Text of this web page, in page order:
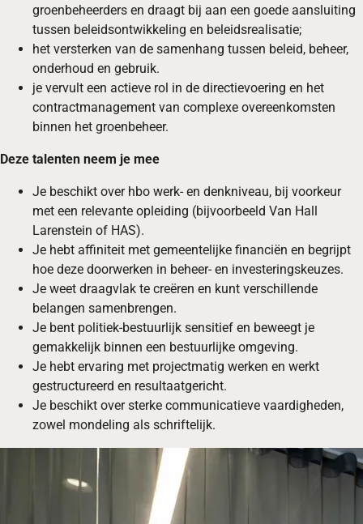
groenbeheerders en draagt bij aan een goede aansluiting
tussen beleidsontwikkeling en beleidsrealisatie;
het versterken van de samenhang tussen beleid, beheer,
onderhoud en gebruik.
je vervult een actieve rol in de directievoering en het
contractmanagement van complexe overeenkomsten
binnen het groenbeheer.
Deze talenten neem je mee
Je beschikt over hbo werk- en denkniveau, bij voorkeur
met een relevante opleiding (bijvoorbeeld Van Hall
Larenstein of HAS).
Je hebt affiniteit met gemeentelijke financiën en begrijpt
hoe deze doorwerken in beheer- en investeringskeuzes.
Je weet draagvlak te creëren en kunt verschillende
belangen samenbrengen.
Je bent politiek-bestuurlijk sensitief en beweegt je
gemakkelijk binnen een bestuurlijke omgeving.
Je hebt ervaring met projectmatig werken en werkt
gestructureerd en resultaatgericht.
Je beschikt over sterke communicatieve vaardigheden,
zowel mondeling als schriftelijk.